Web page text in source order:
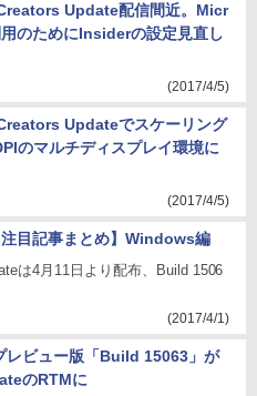
Update配信間近。Micr
のためにInsiderの設定見直し
(2017/4/5)
Updateでスケーリング
のマルチディスプレイ環境に
(2017/4/5)
注目記事まとめ】Windows編
は4月11日より配布、Build 1506
(2017/4/1)
ビュー版「Build 15063」が
のRTMに